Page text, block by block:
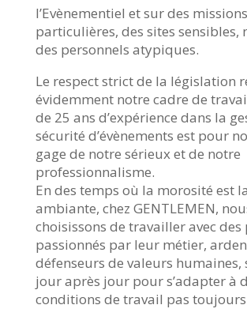
l’Evènementiel et sur des missions
particulières, des sites sensibles,
des personnels atypiques.
Le respect strict de la législation
évidemment notre cadre de
de 25 ans d’expérience dans la
sécurité d’évènements est pour
gage de notre sérieux et de notre
professionnalisme.
En des temps où la morosité est
ambiante, chez GENTLEMEN,
choisissons de travailler avec des
passionnés par leur métier,
défenseurs de valeurs humaines,
jour après jour pour s’adapter à
conditions de travail pas